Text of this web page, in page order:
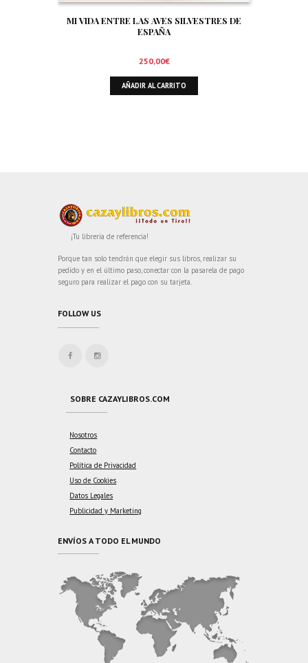
MI VIDA ENTRE LAS AVES SILVESTRES DE
ESPAÑA
250,00€
AÑADIR AL CARRITO
¡Tu librería de referencia!
Porque tan solo tendrán que elegir sus libros, realizar su
pedido y en el último paso, conectar con la pasarela de pago
seguro para realizar el pago con su tarjeta.
FOLLOW US
SOBRE CAZAYLIBROS.COM
Nosotros
Contacto
Política de Privacidad
Uso de Cookies
Datos Legales
Publicidad y Marketing
ENVÍOS A TODO EL MUNDO